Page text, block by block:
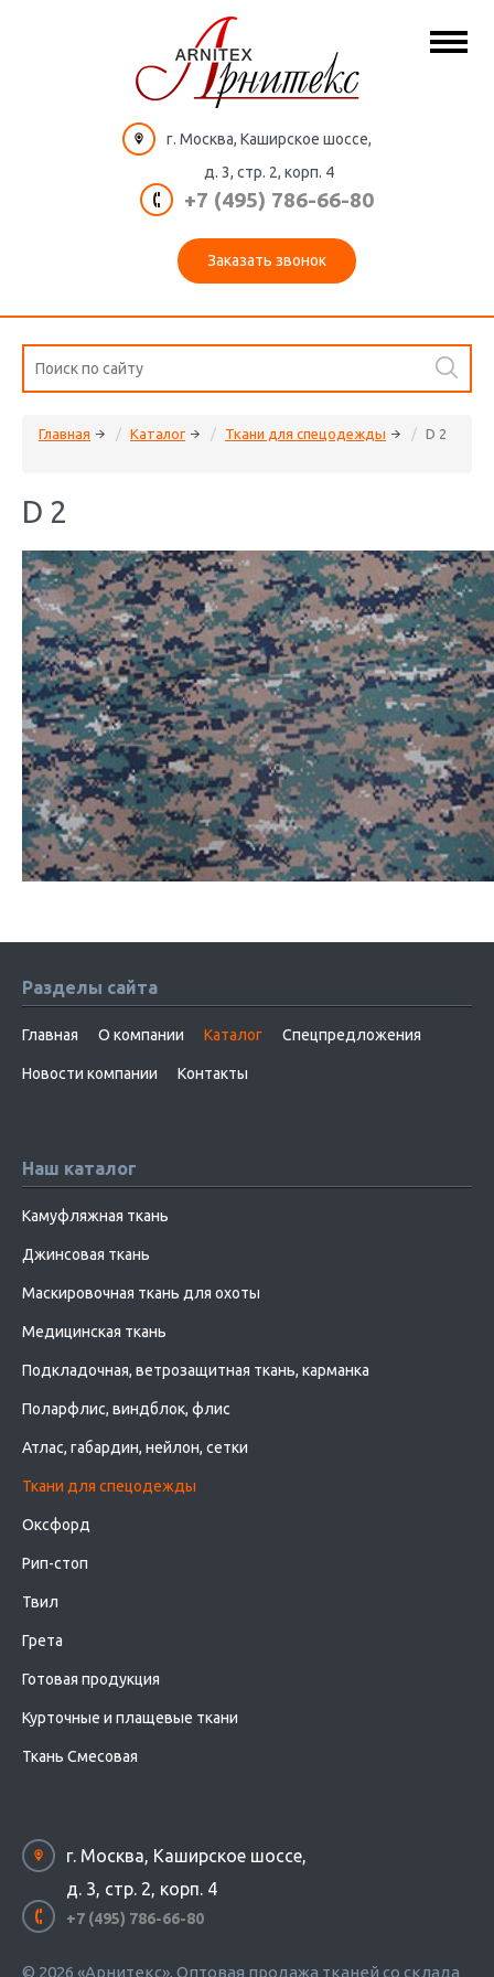
г. Москва, Каширское шоссе,
д. 3, стр. 2, корп. 4
+7 (495) 786-66-80
Заказать звонок
Главная Каталог Ткани для спецодежды D 2
D 2
Разделы сайта
Главная О компании Каталог Спецпредложения
Новости компании Контакты
Наш каталог
Камуфляжная ткань
Джинсовая ткань
Маскировочная ткань для охоты
Медицинская ткань
Подкладочная, ветрозащитная ткань, карманка
Поларфлис, виндблок, флис
Атлас, габардин, нейлон, сетки
Ткани для спецодежды
Оксфорд
Рип-стоп
Твил
Грета
Готовая продукция
Курточные и плащевые ткани
Ткань Смесовая
г. Москва, Каширское шоссе,
д. 3, стр. 2, корп. 4
+7 (495) 786-66-80
© 2026 «Арнитекс», Оптовая продажа тканей со склада